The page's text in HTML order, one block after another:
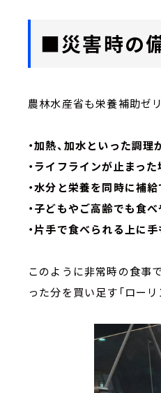
■災害時の
農林水産省も栄養補助ゼ
・加熱、加水といった調理
・ライフラインが止まっ
・水分と栄養を同時に補
・子どもやご高齢でも食
・片手で食べられる上に
このように非常時の食事
った分を買い足す「ロー